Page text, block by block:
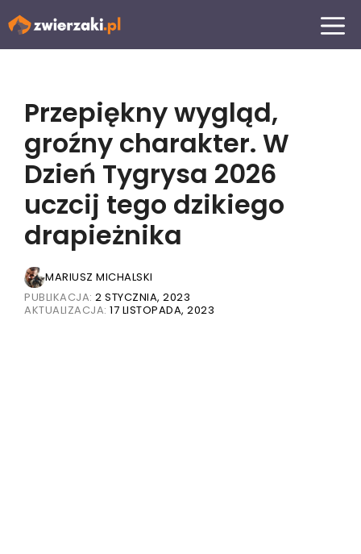
Przejdź
MENU
Przepiękny wygląd,
groźny charakter. W
Dzień Tygrysa 2026
uczcij tego dzikiego
drapieżnika
MARIUSZ MICHALSKI
PUBLIKACJA: 2 STYCZNIA, 2023
AKTUALIZACJA: 17 LISTOPADA, 2023